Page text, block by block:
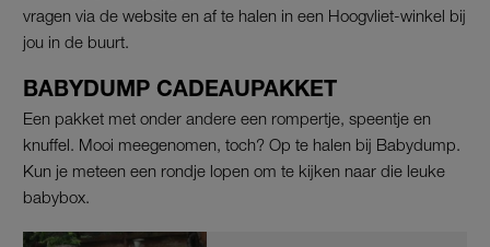
vragen via de website en af te halen in een Hoogvliet-winkel bij
jou in de buurt.
BABYDUMP CADEAUPAKKET
Een pakket met onder andere een rompertje, speentje en
knuffel. Mooi meegenomen, toch? Op te halen bij Babydump.
Kun je meteen een rondje lopen om te kijken naar die leuke
babybox.